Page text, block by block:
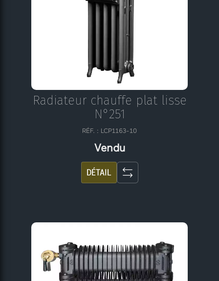
Radiateur chauffe plat lisse
N°251
RÉF. : LCP1163-10
Vendu
DÉTAIL